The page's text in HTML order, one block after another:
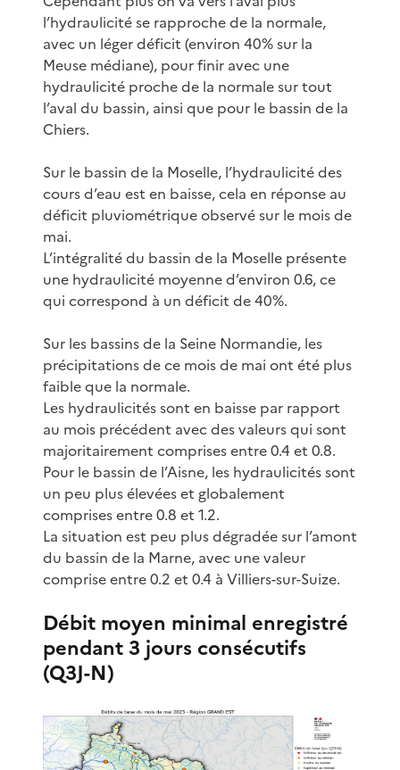
l’hydraulicité se rapproche de la normale,
avec un léger déficit (environ 40% sur la
Meuse médiane), pour finir avec une
hydraulicité proche de la normale sur tout
l’aval du bassin, ainsi que pour le bassin de la
Chiers.
Sur le bassin de la Moselle, l’hydraulicité des
cours d’eau est en baisse, cela en réponse au
déficit pluviométrique observé sur le mois de
mai.
L’intégralité du bassin de la Moselle présente
une hydraulicité moyenne d’environ 0.6, ce
qui correspond à un déficit de 40%.
Sur les bassins de la Seine Normandie, les
précipitations de ce mois de mai ont été plus
faible que la normale.
Les hydraulicités sont en baisse par rapport
au mois précédent avec des valeurs qui sont
majoritairement comprises entre 0.4 et 0.8.
Pour le bassin de l’Aisne, les hydraulicités sont
un peu plus élevées et globalement
comprises entre 0.8 et 1.2.
La situation est peu plus dégradée sur l’amont
du bassin de la Marne, avec une valeur
comprise entre 0.2 et 0.4 à Villiers-sur-Suize.
Débit moyen minimal enregistré
pendant 3 jours consécutifs
(Q3J-N)